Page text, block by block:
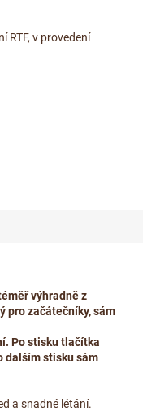
RTF, v provedení
výhradně z
pro začátečníky, sám
Po stisku tlačítka
dalším stisku sám
a snadné létání.